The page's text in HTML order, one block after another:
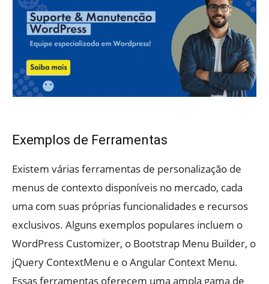
Exemplos de Ferramentas
Existem várias ferramentas de personalização de
menus de contexto disponíveis no mercado, cada
uma com suas próprias funcionalidades e recursos
exclusivos. Alguns exemplos populares incluem o
WordPress Customizer, o Bootstrap Menu Builder, o
jQuery ContextMenu e o Angular Context Menu.
Essas ferramentas oferecem uma ampla gama de